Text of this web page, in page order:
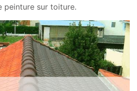
peinture sur toiture.